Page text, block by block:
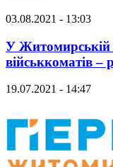
03.08.2021 - 13:03
У Житомирській
військкоматів –
19.07.2021 - 14:47